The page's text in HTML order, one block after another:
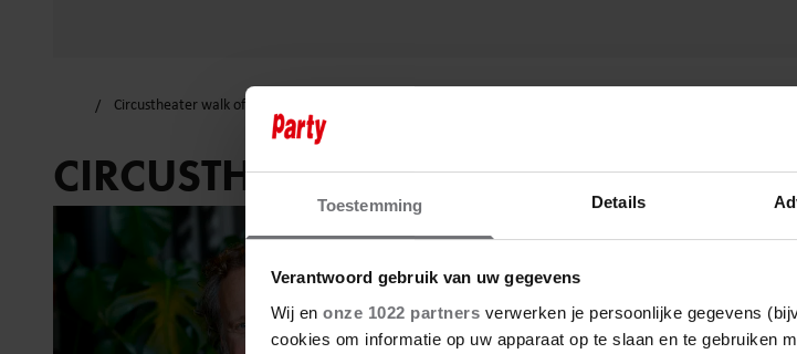
Toestemming Details
Verantwoord gebruik van uw gegevens
Wij en onze 1022 partners verwerken je persoonlijke gegevens
cookies om informatie op uw apparaat op te slaan en te gebruiken
Circustheater walk of fame
CIRCUSTHEATER WALK OF FAME